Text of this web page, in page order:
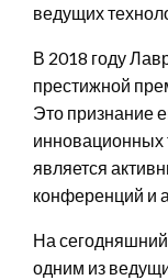
ведущих
В 2018 году
престижной
Это признание
инновационных
является
конференций и
На
одним из